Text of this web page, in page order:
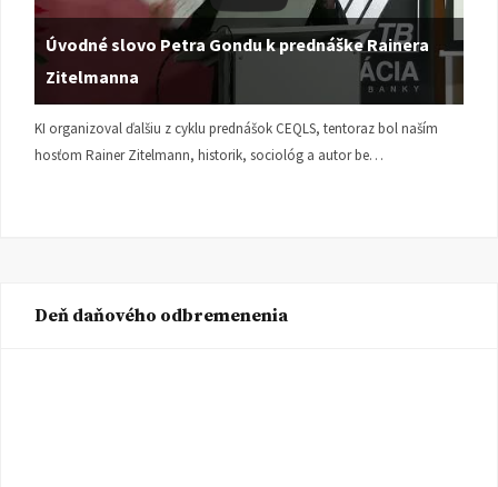
Úvodné slovo Petra Gondu k prednáške Rainera
Zitelmanna
KI organizoval ďalšiu z cyklu prednášok CEQLS, tentoraz bol naším
hosťom Rainer Zitelmann, historik, sociológ a autor be…
Deň daňového odbremenenia